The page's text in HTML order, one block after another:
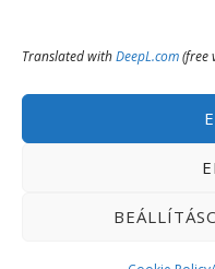
Translated withDeepL.com(free